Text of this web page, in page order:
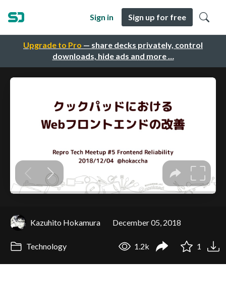
Upgrade to Pro — share decks privately, control
downloads, hide ads and more …
Sign in Sign up for free
Kazuhito Hokamura December 05, 2018
Technology 1.2k 1